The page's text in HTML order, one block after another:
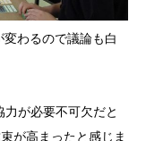
わるので議論も白
力が必要不可欠だと
が高まったと感じま